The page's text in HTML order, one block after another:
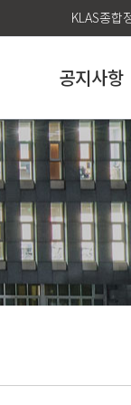
KLAS종합
공지사항